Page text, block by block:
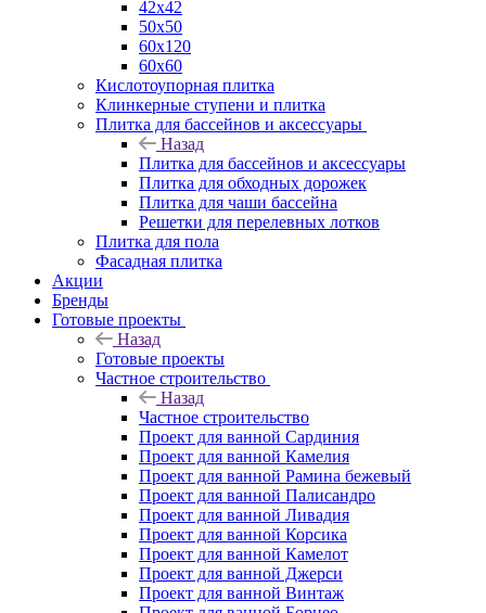
42х42
50х50
60х120
60х60
Кислотоупорная плитка
Клинкерные ступени и плитка
Плитка для бассейнов и аксессуары
Назад
Плитка для бассейнов и аксессуары
Плитка для обходных дорожек
Плитка для чаши бассейна
Решетки для перелевных лотков
Плитка для пола
Фасадная плитка
Акции
Бренды
Готовые проекты
Назад
Готовые проекты
Частное строительство
Назад
Частное строительство
Проект для ванной Сардиния
Проект для ванной Камелия
Проект для ванной Рамина бежевый
Проект для ванной Палисандро
Проект для ванной Ливадия
Проект для ванной Корсика
Проект для ванной Камелот
Проект для ванной Джерси
Проект для ванной Винтаж